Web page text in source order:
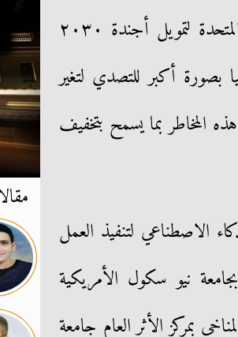
المتحدة للتغير المناخي COP27 والمبعوث الخاص للأمم المتحدة لتمويل أجندة ٢٠٣٠
بصورة أكبر للتصدي لتغير
المخاطر بما يسمح بتخفيف
الاصطناعي لتنفيذ العمل
نيو سكول الأمريكية
بمركز الأثر العام جامعة